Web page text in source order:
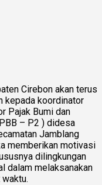
Cirebon akan terus
kepada koordinator
Pajak Bumi dan
– P2 ) didesa
Jamblang
memberikan motivasi
dilingkungan
dalam melaksanakan